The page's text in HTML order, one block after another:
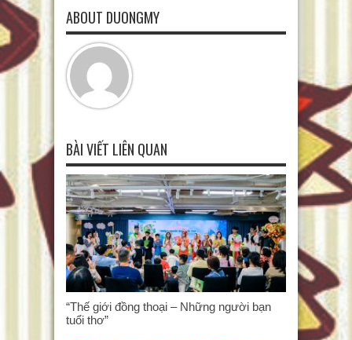
ABOUT DUONGMY
BÀI VIẾT LIÊN QUAN
“Thế giới đồng thoại – Những người bạn
tuổi thơ”